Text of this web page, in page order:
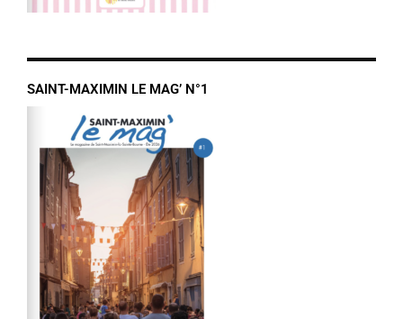
SAINT-MAXIMIN LE MAG’ N°1